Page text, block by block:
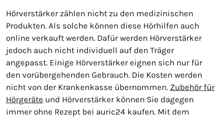
Hörverstärker zählen nicht zu den medizinischen
Produkten. Als solche können diese Hörhilfen auch
online verkauft werden. Dafür werden Hörverstärker
jedoch auch nicht individuell auf den Träger
angepasst. Einige Hörverstärker eignen sich nur für
den vorübergehenden Gebrauch. Die Kosten werden
nicht von der Krankenkasse übernommen. Zubehör für
Hörgeräte und Hörverstärker können Sie dagegen
immer ohne Rezept bei auric24 kaufen. Mit dem